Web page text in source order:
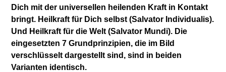
Dich mit der universellen heilenden Kraft in Kontakt
bringt. Heilkraft für Dich selbst (Salvator Individualis).
Und Heilkraft für die Welt (Salvator Mundi). Die
eingesetzten 7 Grundprinzipien, die im Bild
verschlüsselt dargestellt sind, sind in beiden
Varianten identisch.